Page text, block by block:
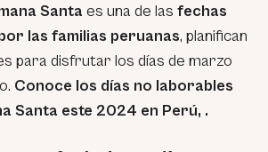
Santa es una de las fechas
las familias peruanas, planifican
para disfrutar los días de marzo
Conoce los días no laborables
Santa este 2024 en Perú, .